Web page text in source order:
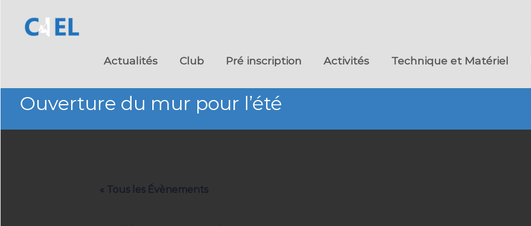
Actualités Club Pré inscription Activités Technique et Matériel
Ouverture du mur pour l’été
« Tous les Évènements